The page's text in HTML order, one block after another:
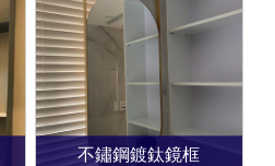
不鏽鋼鍍鈦鏡框